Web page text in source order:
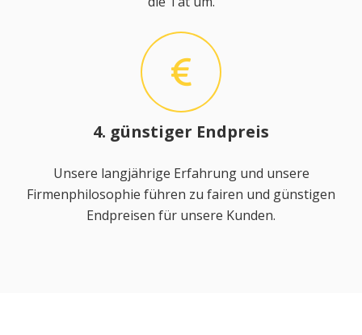
4. günstiger Endpreis
Unsere langjährige Erfahrung und unsere
Firmenphilosophie führen zu fairen und günstigen
Endpreisen für unsere Kunden.